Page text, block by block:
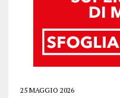
25 MAGGIO 2026